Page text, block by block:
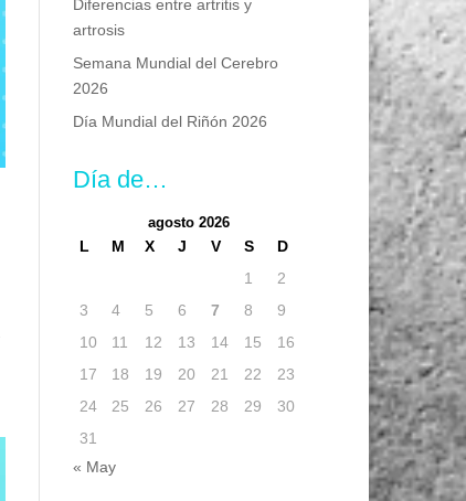
Diferencias entre artritis y
artrosis
Semana Mundial del Cerebro
2026
Día Mundial del Riñón 2026
Día de…
agosto 2026
L M X J V S
D
1
2
3
4 5 6 7 8
9
10
11 12 13 14 15
16
17
18 19 20 21 22
23
24
25 26 27 28 29
30
31
« May